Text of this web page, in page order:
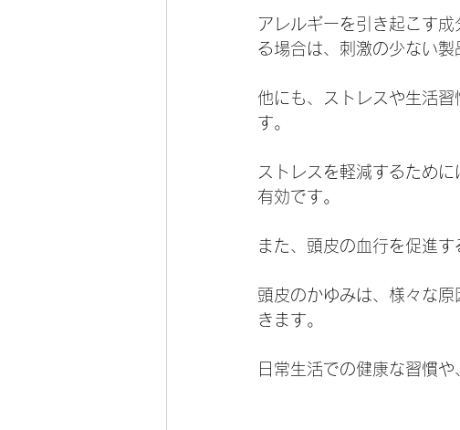
アレルギーを引き起こす
る場合は、刺激の少ない製
他にも、ストレスや生活
す。
ストレスを軽減するため
有効です。
また、頭皮の血行を促進
頭皮のかゆみは、様々な
きます。
日常生活での健康な習慣